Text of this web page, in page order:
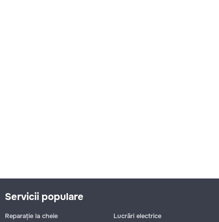
Servicii populare
Reparație la cheie
Lucrări electrice